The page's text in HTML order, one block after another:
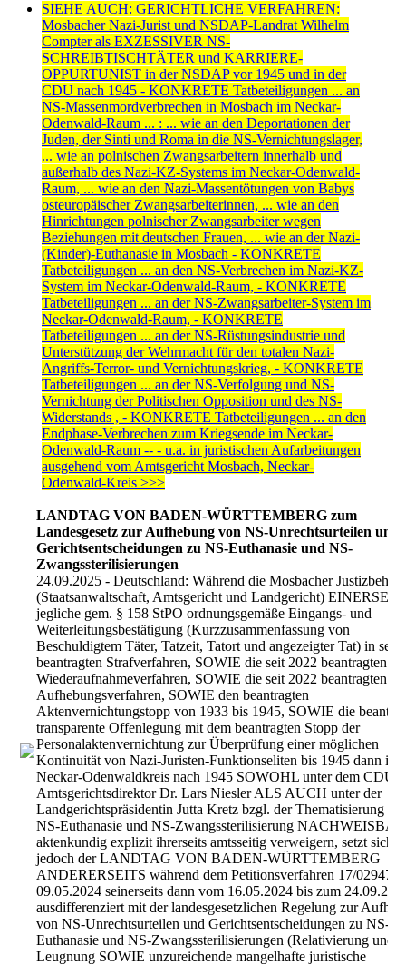
SIEHE AUCH: GERICHTLICHE VERFAHREN:
Mosbacher Nazi-Jurist und NSDAP-Landrat Wilhelm
Compter als EXZESSIVER NS-
SCHREIBTISCHTÄTER und KARRIERE-
OPPURTUNIST in der NSDAP vor 1945 und in der
CDU nach 1945 - KONKRETE Tatbeteiligungen ... an
NS-Massenmordverbrechen in Mosbach im Neckar-
Odenwald-Raum ... : ... wie an den Deportationen der
Juden, der Sinti und Roma in die NS-Vernichtungslager,
... wie an polnischen Zwangsarbeitern innerhalb und
außerhalb des Nazi-KZ-Systems im Neckar-Odenwald-
Raum, ... wie an den Nazi-Massentötungen von Babys
osteuropäischer Zwangsarbeiterinnen, ... wie an den
Hinrichtungen polnischer Zwangsarbeiter wegen
Beziehungen mit deutschen Frauen, ... wie an der Nazi-
(Kinder)-Euthanasie in Mosbach - KONKRETE
Tatbeteiligungen ... an den NS-Verbrechen im Nazi-KZ-
System im Neckar-Odenwald-Raum, - KONKRETE
Tatbeteiligungen ... an der NS-Zwangsarbeiter-System im
Neckar-Odenwald-Raum, - KONKRETE
Tatbeteiligungen ... an der NS-Rüstungsindustrie und
Unterstützung der Wehrmacht für den totalen Nazi-
Angriffs-Terror- und Vernichtungskrieg, - KONKRETE
Tatbeteiligungen ... an der NS-Verfolgung und NS-
Vernichtung der Politischen Opposition und des NS-
Widerstands , - KONKRETE Tatbeteiligungen ... an den
Endphase-Verbrechen zum Kriegsende im Neckar-
Odenwald-Raum -- - u.a. in juristischen Aufarbeitungen
ausgehend vom Amtsgericht Mosbach, Neckar-
Odenwald-Kreis >>>
LANDTAG VON BADEN-WÜRTTEMBERG zum
Landesgesetz zur Aufhebung von NS-Unrechtsurteilen und
Gerichtsentscheidungen zu NS-Euthanasie und NS-
Zwangssterilisierungen
24.09.2025 - Deutschland: Während die Mosbacher
(Staatsanwaltschaft, Amtsgericht und Landgericht)
jegliche gem. § 158 StPO ordnungsgemäße Eingangs- und
Weiterleitungsbestätigung (Kurzzusammenfassung von
Beschuldigtem Täter, Tatzeit, Tatort und angezeigter Tat) in seit
beantragten Strafverfahren, SOWIE die seit 2022 beantragten
Wiederaufnahmeverfahren, SOWIE die seit 2022 beantragten
Aufhebungsverfahren, SOWIE den beantragten
Aktenvernichtungstopp von 1933 bis 1945, SOWIE die
transparente Offenlegung mit dem beantragten Stopp der
Personalaktenvernichtung zur Überprüfung einer möglichen
Kontinuität von Nazi-Juristen-Funktionseliten bis 1945 dann im
Neckar-Odenwaldkreis nach 1945 SOWOHL unter dem CDU-
Amtsgerichtsdirektor Dr. Lars Niesler ALS AUCH unter der
Landgerichtspräsidentin Jutta Kretz bzgl. der Thematisierung
NS-Euthanasie und NS-Zwangssterilisierung NACHWEISBAR
aktenkundig explizit ihrerseits amtsseitig verweigern, setzt sich
jedoch der LANDTAG VON BADEN-WÜRTTEMBERG
ANDERERSEITS während dem Petitionsverfahren 17/02947
09.05.2024 seinerseits dann vom 16.05.2024 bis zum
ausdifferenziert mit der landesgesetzlichen Regelung zur
von NS-Unrechtsurteilen und Gerichtsentscheidungen zu NS-
Euthanasie und NS-Zwangssterilisierungen (Relativierung und
Leugnung SOWIE unzureichende mangelhafte juristische